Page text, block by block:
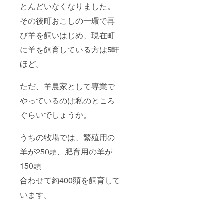
とんどいなくなりました。
その後町おこしの一環で再
び羊を飼いはじめ、現在町
に羊を飼育している方は5軒
ほど。
ただ、羊農家として専業で
やっているのは私のところ
ぐらいでしょうか。
うちの牧場では、繁殖用の
羊が250頭、肥育用の羊が
150頭
合わせて約400頭を飼育して
います。